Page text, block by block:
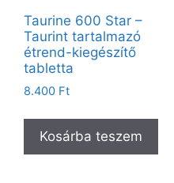
Taurine 600 Star –
Taurint tartalmazó
étrend-kiegészítő
tabletta
8.400 Ft
Kosárba teszem